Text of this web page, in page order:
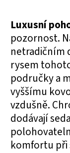
Luxusní
pozornost.
netradičním
rysem
područky a
vyššímu
vzdušně.
dodávají
komfortu při